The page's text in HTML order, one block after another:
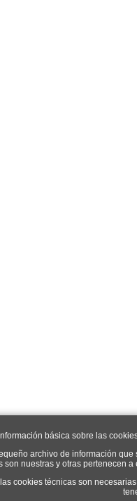
básica sobre las
archivo de información
son nuestras y otras pertenecen
cookies técnicas son